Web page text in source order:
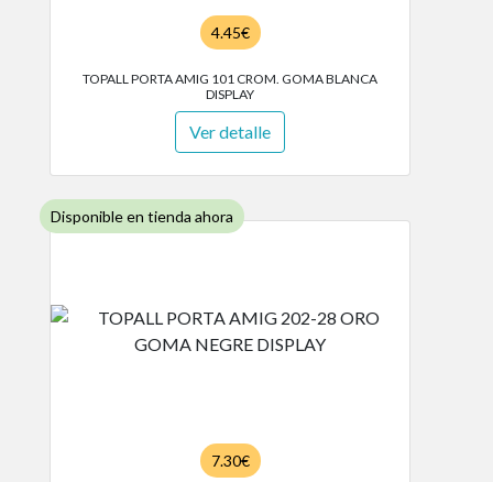
4.45€
TOPALL PORTA AMIG 101 CROM. GOMA BLANCA
DISPLAY
Ver detalle
Disponible en tienda ahora
7.30€